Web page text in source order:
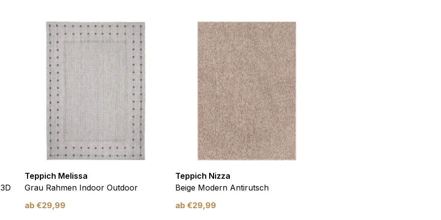
Teppich Melissa
Grau Rahmen Indoor Outdoor
ab €29,99
Teppich Nizza
Beige Modern Antirutsch
ab €29,99
Betreibern zu verstehen, wie sich verschiedene Benutzer auf der Website verhalten,
sammeln und melden.
um Benutzer über Websites hinweg zu verfolgen. Das Ziel ist es, Anzeigen
Benutzer relevant und ansprechend sind und somit wertvoller für Herausgeber und
sind solche, die analysiert werden und noch keiner Kategorie zugeordnet wurden.
Meine Einstellungen speichern Alle akzeptieren